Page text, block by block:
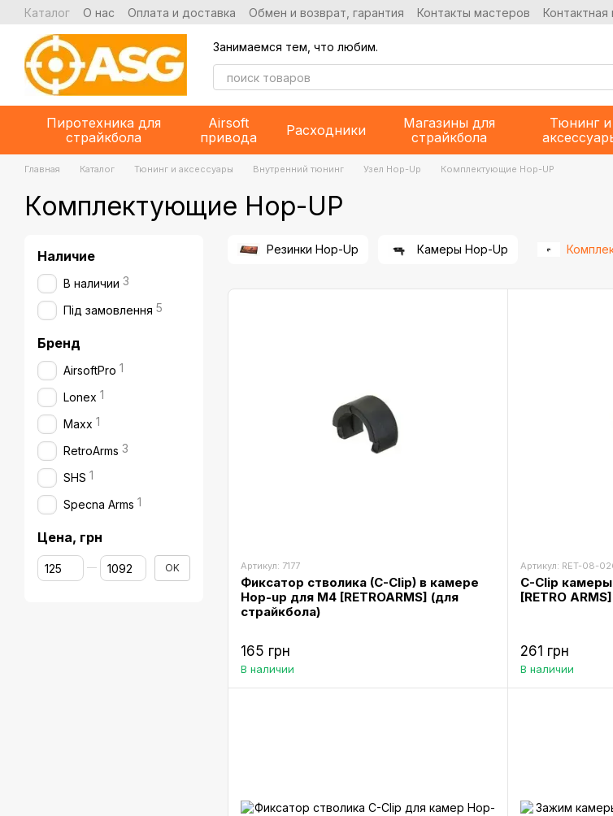
Перейти к основному контенту
Каталог О нас Оплата и доставка Обмен и возврат, гарантия Контакты мастеров
Занимаемся тем, что любим.
Пиротехника для
страйкбола
Airsoft
привода
Расходники
Магазины для
страйкбола
Тюнинг и
Главная Каталог Тюнинг и аксессуары Внутренний тюнинг Узел Hop-Up Комплектующие Hop-UP
Комплектующие Hop-UP
Резинки Hop-Up Камеры Hop-Up
Артикул: 7177
Фиксатор стволика (C-Clip) в камере
Hop-up для M4 [RETROARMS] (для
страйкбола)
165 грн
В наличии
Артикул: RET-08-
C-Clip
[RETRO
261 грн
В наличии
Наличие
В наличии 3
Під замовлення 5
Бренд
AirsoftPro 1
Lonex 1
Maxx 1
RetroArms 3
SHS 1
Specna Arms 1
Цена, грн
От Цена, грн
До Цена, грн OK